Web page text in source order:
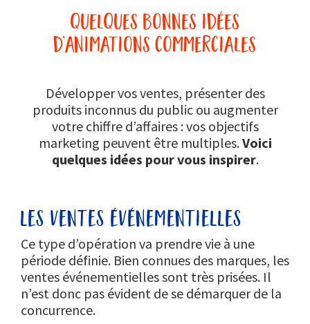
quelques bonnes idées
d’animations commerciales
Développer vos ventes, présenter des
produits inconnus du public ou augmenter
votre chiffre d’affaires : vos objectifs
marketing peuvent être multiples.Voici
quelques idées pour vous inspirer.
les ventes événementielles
Ce type d’opération va prendre vie à une
période définie. Bien connues des marques, les
ventes événementielles sont très prisées. Il
n’est donc pas évident de se démarquer de la
concurrence.